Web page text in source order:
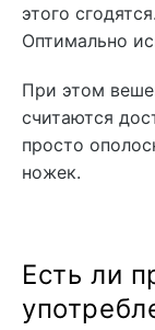
этого
Оптимально
При этом
считаются
просто
ножек.
Есть ли